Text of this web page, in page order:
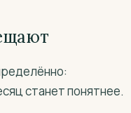
станет понятнее.